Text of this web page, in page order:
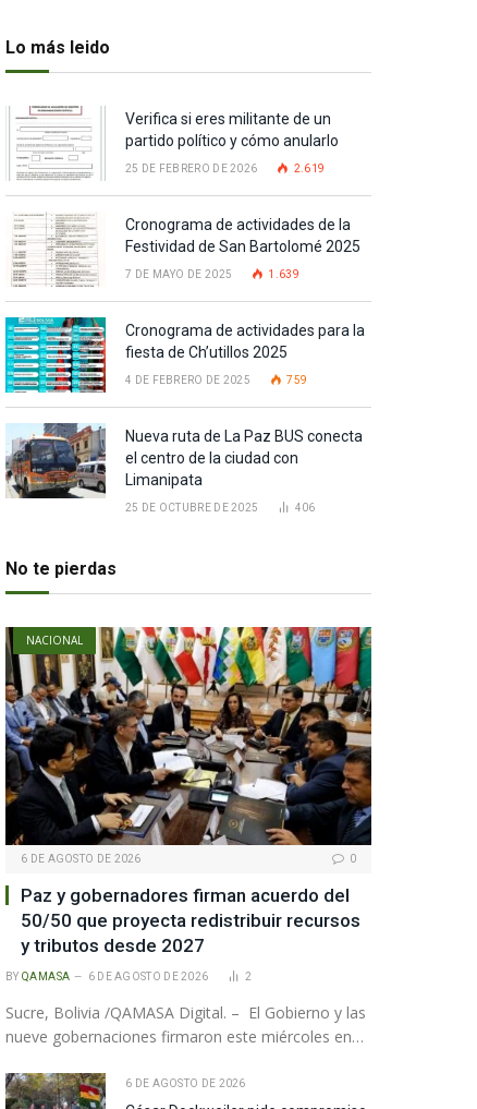
Lo más leido
Verifica si eres militante de un
partido político y cómo anularlo
25 DE FEBRERO DE 2026 2.619
Cronograma de actividades de la
Festividad de San Bartolomé 2025
7 DE MAYO DE 2025 1.639
Cronograma de actividades para la
fiesta de Ch’utillos 2025
4 DE FEBRERO DE 2025 759
Nueva ruta de La Paz BUS conecta
el centro de la ciudad con
Limanipata
25 DE OCTUBRE DE 2025 406
No te pierdas
NACIONAL
6 DE AGOSTO DE 2026 0
Paz y gobernadores firman acuerdo del
50/50 que proyecta redistribuir recursos
y tributos desde 2027
BY QAMASA 6 DE AGOSTO DE 2026 2
Sucre, Bolivia /QAMASA Digital. – El Gobierno y las
nueve gobernaciones firmaron este miércoles en…
6 DE AGOSTO DE 2026